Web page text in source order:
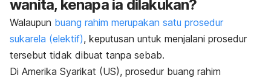
wanita, kenapa ia dilakukan?
Walaupun buang rahim merupakan satu prosedur
sukarela (elektif), keputusan untuk menjalani prosedur
tersebut tidak dibuat tanpa sebab.
Di Amerika Syarikat (US), prosedur buang rahim